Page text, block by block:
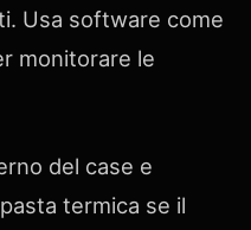
Usa software come
monitorare le
del case e
termica se il